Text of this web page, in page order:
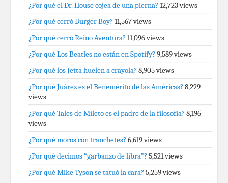
¿Por qué el Dr. House cojea de una pierna? 12,723 views
¿Por qué cerró Burger Boy? 11,567 views
¿Por qué cerró Reino Aventura? 11,096 views
¿Por qué Los Beatles no están en Spotify? 9,589 views
¿Por qué los Jetta huelen a crayola? 8,905 views
¿Por qué Juárez es el Benemérito de las Américas? 8,229
views
¿Por qué Tales de Mileto es el padre de la filosofía? 8,196
views
¿Por qué moros con tranchetes? 6,619 views
¿Por qué decimos “garbanzo de libra”? 5,521 views
¿Por qué Mike Tyson se tatuó la cara? 5,259 views